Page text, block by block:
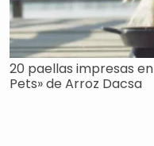
20 paellas impresas
Pets» de Arroz Dacsa